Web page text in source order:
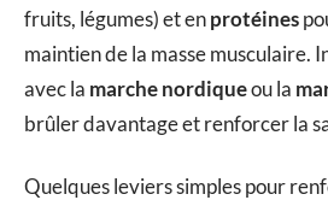
fruits, légumes) et enprotéines
maintien de la masse musculaire.
avec la marche nordiqueou la
brûler davantage et renforcer la
Quelques leviers simples pour